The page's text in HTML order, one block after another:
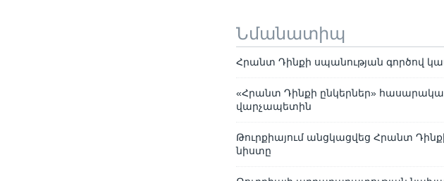
Նմանատիպ
Հրանտ Դինքի սպանության գործով
«Հրանտ Դինքի ընկերներ»
վարչապետին
Թուրքիայում անցկացվեց Հրանտ
նիստը